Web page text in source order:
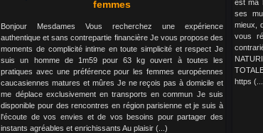
femmes
Bonjour Mesdames Vous recherchez une expérience
authentique et sans contrepartie financière Je vous propose des
moments de complicité intime en toute simplicité et respect Je
suis un homme de 1m59 pour 63 kg ouvert à toutes les
pratiques avec une préférence pour les femmes européennes
caucasiennes matures et mûres Je ne reçois pas à domicile et
me déplace exclusivement en transports en commun Je suis
disponible pour des rencontres en région parisienne et je suis à
l'écoute de vos envies et de vos besoins pour partager des
instants agréables et enrichissants Au plaisir (...)
est ma
ses
mieux,
vous
https